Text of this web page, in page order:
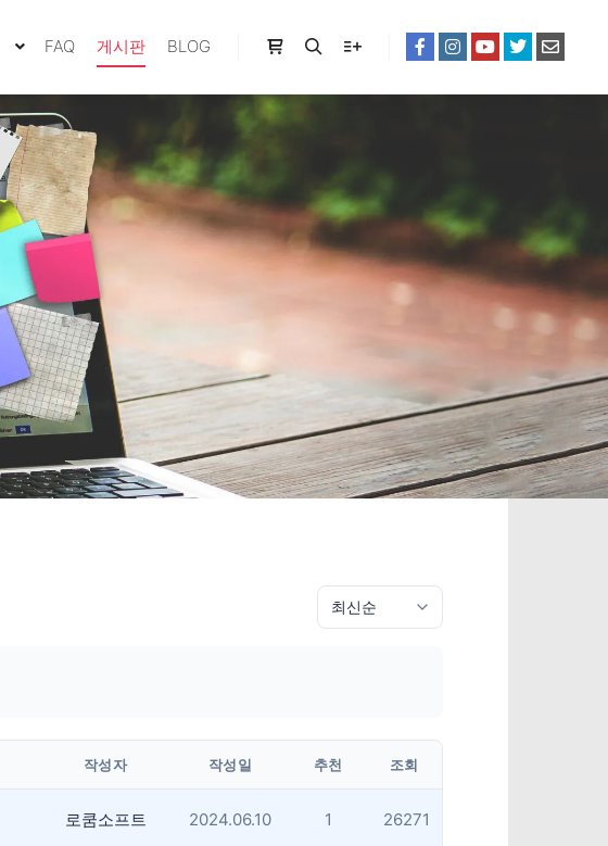
FAQ 게시판 BLOG
작성자 작성일 추천 조회
로쿰소프트 2024.06.10 1 26271